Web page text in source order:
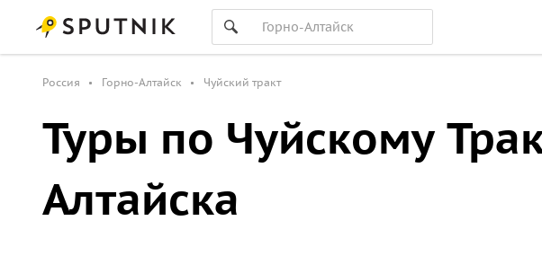
Россия Горно-Алтайск Чуйский тракт
Туры по Чуйскому
Алтайска